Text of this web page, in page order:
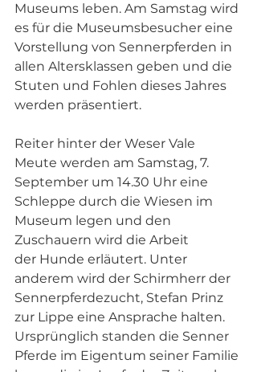
Museums leben. Am Samstag wird
es für die Museumsbesucher eine
Vorstellung von Sennerpferden in
allen Altersklassen geben und die
Stuten und Fohlen dieses Jahres
werden präsentiert.
Reiter hinter der Weser Vale
Meute werden am Samstag, 7.
September um 14.30 Uhr eine
Schleppe durch die Wiesen im
Museum legen und den
Zuschauern wird die Arbeit
der Hunde erläutert. Unter
anderem wird der Schirmherr der
Sennerpferdezucht, Stefan Prinz
zur Lippe eine Ansprache halten.
Ursprünglich standen die Senner
Pferde im Eigentum seiner Familie